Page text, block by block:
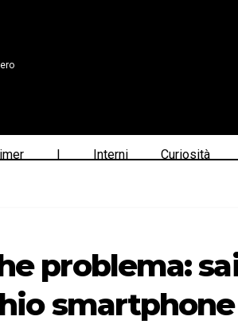
| Interni Curiosità
problema: